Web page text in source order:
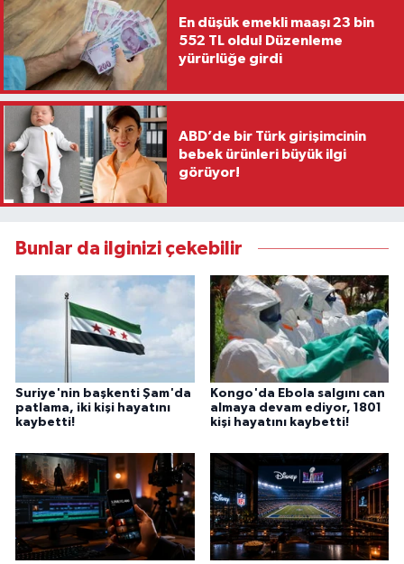
En düşük emekli maaşı 23 bin
552 TL oldu! Düzenleme
yürürlüğe girdi
ABD’de bir Türk girişimcinin
bebek ürünleri büyük ilgi
görüyor!
Bunlar da ilginizi çekebilir
Suriye'nin başkenti Şam'da
patlama, iki kişi hayatını
kaybetti!
Kongo'da Ebola salgını can
almaya devam ediyor, 1801
kişi hayatını kaybetti!